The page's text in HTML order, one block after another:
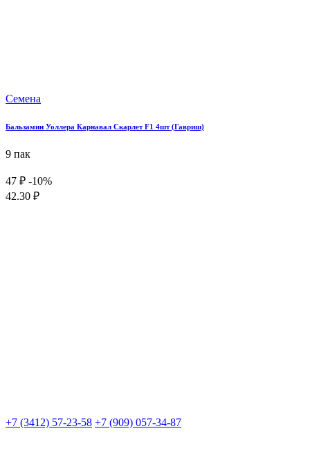
Семена
Бальзамин Уоллера Карнавал Скарлет F1 4шт (Гавриш)
9 пак
47 ₽ -10%
42.30 ₽
+7 (3412) 57-23-58 +7 (909) 057-34-87